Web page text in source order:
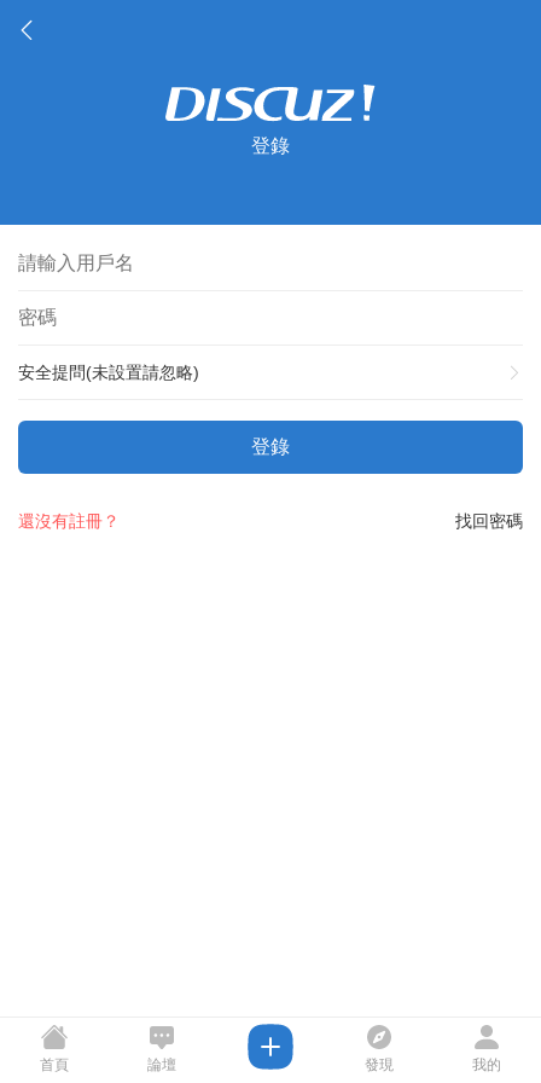
登錄
安全提問(未設置請忽略)
登錄
找回密碼
還沒有註冊？
首頁 論壇 發現 我的